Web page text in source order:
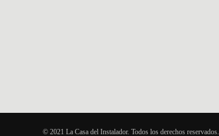
© 2021 La Casa del Instalador. Todos los derechos reservados.